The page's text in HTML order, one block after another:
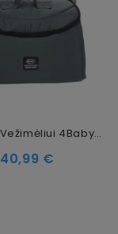
Krepšys Vežimėliui 4Baby XXIII Graphite
Kaina
40,99 €